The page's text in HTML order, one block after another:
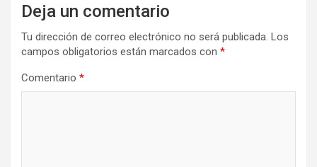
Deja un comentario
Tu dirección de correo electrónico no será publicada. Los
campos obligatorios están marcados con *
Comentario *